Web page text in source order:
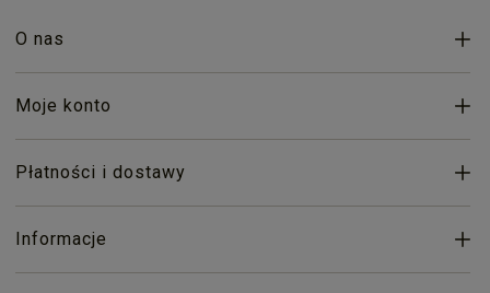
O nas
Moje konto
Płatności i dostawy
Informacje